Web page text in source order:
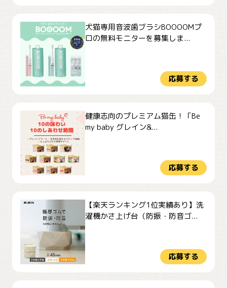
犬猫専用音波歯ブラシBOOOOMプ
ロの無料モニターを募集しま...
応募する
健康志向のプレミアム猫缶！「Be
my baby グレイン&...
応募する
【楽天ランキング1位実績あり】洗
濯機かさ上げ台（防振・防音ゴ...
応募する